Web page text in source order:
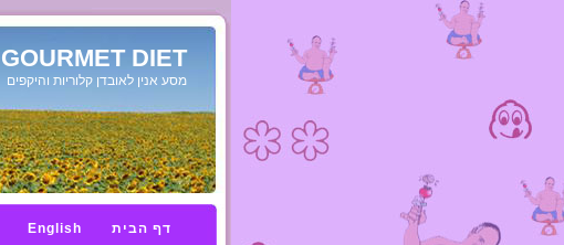
DIET
מסע אנין לאובדן קלוריות והיקפים
דף הבית English